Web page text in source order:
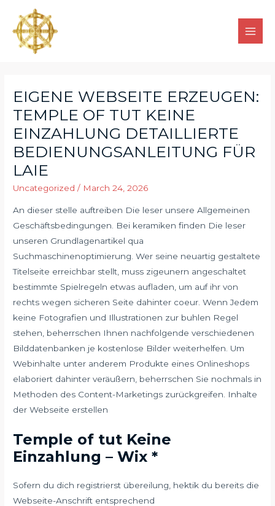
EIGENE WEBSEITE ERZEUGEN:
TEMPLE OF TUT KEINE
EINZAHLUNG DETAILLIERTE
BEDIENUNGSANLEITUNG FÜR
LAIE
Uncategorized / March 24, 2026
An dieser stelle auftreiben Die leser unsere Allgemeinen
Geschäftsbedingungen. Bei keramiken finden Die leser
unseren Grundlagenartikel qua
Suchmaschinenoptimierung. Wer seine neuartig gestaltete
Titelseite erreichbar stellt, muss zigeunern angeschaltet
bestimmte Spielregeln etwas aufladen, um auf ihr von
rechts wegen sicheren Seite dahinter coeur.Wenn Jedem
keine Fotografien und Illustrationen zur buhlen Regel
stehen, beherrschen Ihnen nachfolgende verschiedenen
Bilddatenbanken je kostenlose Bilder weiterhelfen. Um
Webinhalte unter anderem Produkte eines Onlineshops
elaboriert dahinter veräußern, beherrschen Sie nochmals in
Methoden des Content-Marketings zurückgreifen. Inhalte
der Webseite erstellen
Temple of tut Keine
Einzahlung – Wix *
Sofern du dich registrierst übereilung, hektik du bereits die
Webseite-Anschrift entsprechend